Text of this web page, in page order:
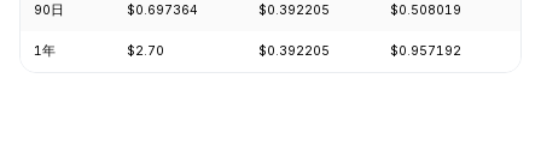
90日 $0.697364 $0.392205 $0.508019
1年 $2.70 $0.392205 $0.957192